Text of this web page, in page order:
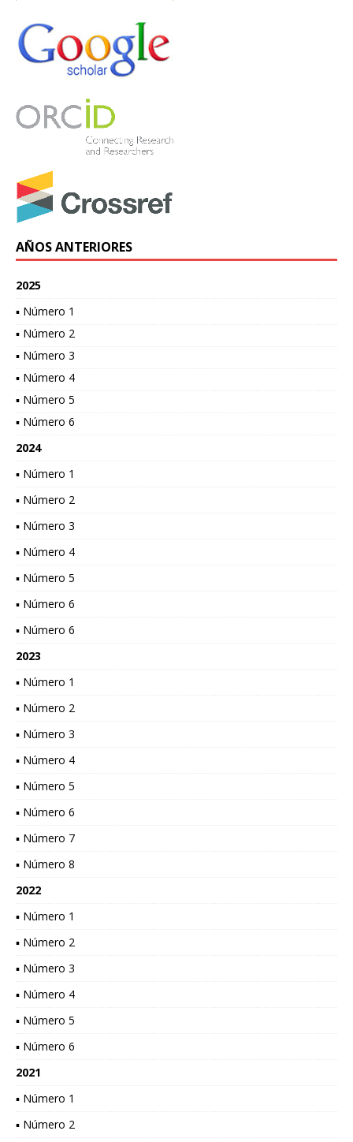
AÑOS ANTERIORES
2025
▪ Número 1
▪ Número 2
▪ Número 3
▪ Número 4
▪ Número 5
▪ Número 6
2024
▪ Número 1
▪ Número 2
▪ Número 3
▪ Número 4
▪ Número 5
▪ Número 6
▪ Número 6
2023
▪ Número 1
▪ Número 2
▪ Número 3
▪ Número 4
▪ Número 5
▪ Número 6
▪ Número 7
▪ Número 8
2022
▪ Número 1
▪ Número 2
▪ Número 3
▪ Número 4
▪ Número 5
▪ Número 6
2021
▪ Número 1
▪ Número 2